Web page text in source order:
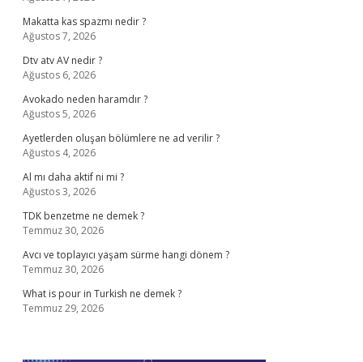
Makatta kas spazmı nedir ?
Ağustos 7, 2026
Dtv atv AV nedir ?
Ağustos 6, 2026
Avokado neden haramdır ?
Ağustos 5, 2026
Ayetlerden oluşan bölümlere ne ad verilir ?
Ağustos 4, 2026
Al mı daha aktif ni mi ?
Ağustos 3, 2026
TDK benzetme ne demek ?
Temmuz 30, 2026
Avcı ve toplayıcı yaşam sürme hangi dönem ?
Temmuz 30, 2026
What is pour in Turkish ne demek ?
Temmuz 29, 2026